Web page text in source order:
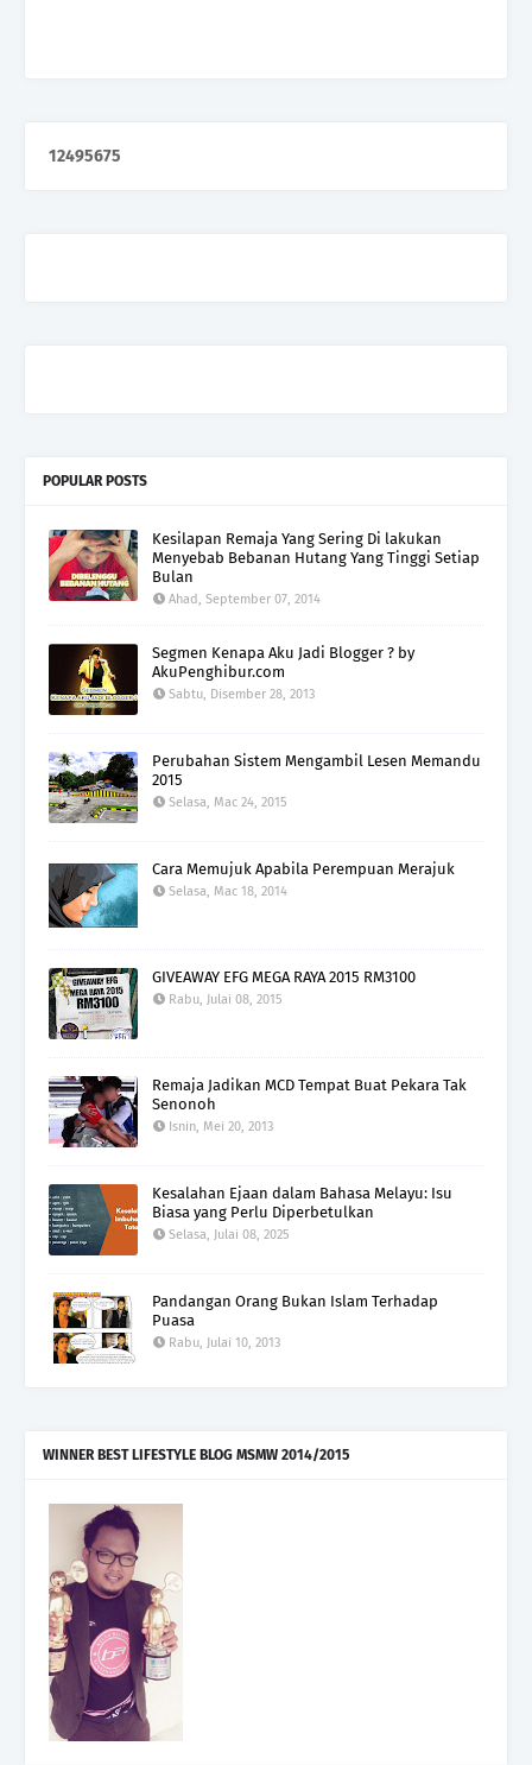
12495675
POPULAR POSTS
Kesilapan Remaja Yang Sering Di lakukan
Menyebab Bebanan Hutang Yang Tinggi Setiap
Bulan
Ahad, September 07, 2014
Segmen Kenapa Aku Jadi Blogger ? by
AkuPenghibur.com
Sabtu, Disember 28, 2013
Perubahan Sistem Mengambil Lesen Memandu
2015
Selasa, Mac 24, 2015
Cara Memujuk Apabila Perempuan Merajuk
Selasa, Mac 18, 2014
GIVEAWAY EFG MEGA RAYA 2015 RM3100
Rabu, Julai 08, 2015
Remaja Jadikan MCD Tempat Buat Pekara Tak
Senonoh
Isnin, Mei 20, 2013
Kesalahan Ejaan dalam Bahasa Melayu: Isu
Biasa yang Perlu Diperbetulkan
Selasa, Julai 08, 2025
Pandangan Orang Bukan Islam Terhadap
Puasa
Rabu, Julai 10, 2013
WINNER BEST LIFESTYLE BLOG MSMW 2014/2015